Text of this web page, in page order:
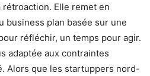
rétroaction. Elle remet en
business plan basée sur une
réfléchir, un temps pour agir.
adaptée aux contraintes
Alors que les startuppers nord-